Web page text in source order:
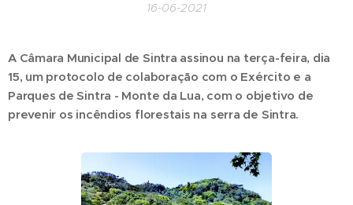
16-06-2021
A Câmara Municipal de Sintra assinou na terça-feira, dia
15, um protocolo de colaboração com o Exército e a
Parques de Sintra - Monte da Lua, com o objetivo de
prevenir os incêndios florestais na serra de Sintra.